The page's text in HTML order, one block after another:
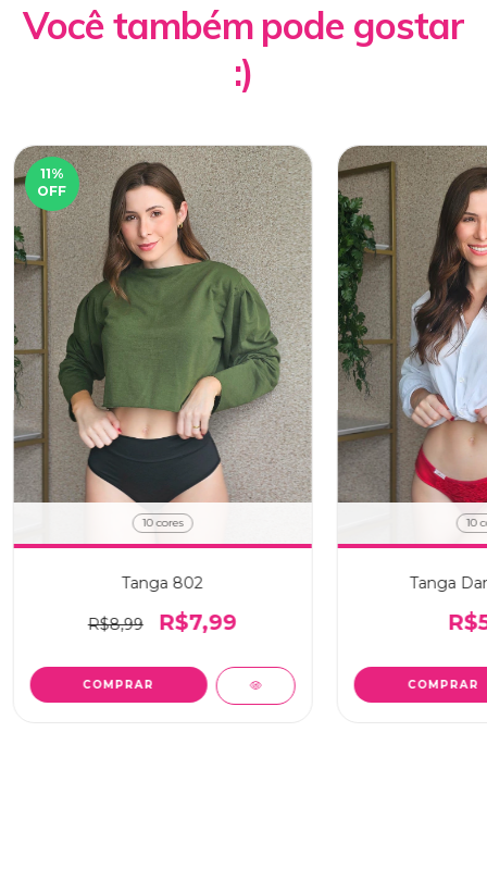
Você também pode gostar
:)
11%
OFF
10 cores
Tanga 802
R$8,99 R$7,99
COMPRAR
10
Tanga
COMPRAR